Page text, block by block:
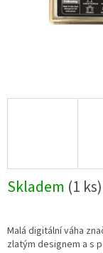
Skladem (1 ks)
Malá digitální váha
zlatým designem a s